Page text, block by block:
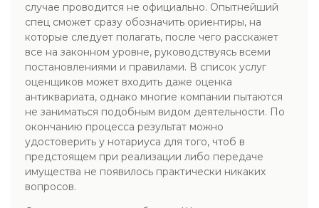
случае проводится не официально. Опытнейший
спец сможет сразу обозначить ориентиры, на
которые следует полагать, после чего расскажет
все на законном уровне, руководствуясь всеми
постановлениями и правилами. В список услуг
оценщиков может входить даже оценка
антиквариата, однако многие компании пытаются
не заниматься подобным видом деятельности. По
окончанию процесса результат можно
удостоверить у нотариуса для того, чтоб в
предстоящем при реализации либо передаче
имущества не появилось практически никаких
вопросов.